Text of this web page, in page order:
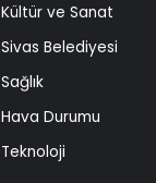
Kültür ve Sanat
Sivas Belediyesi
Sağlık
Hava Durumu
Teknoloji